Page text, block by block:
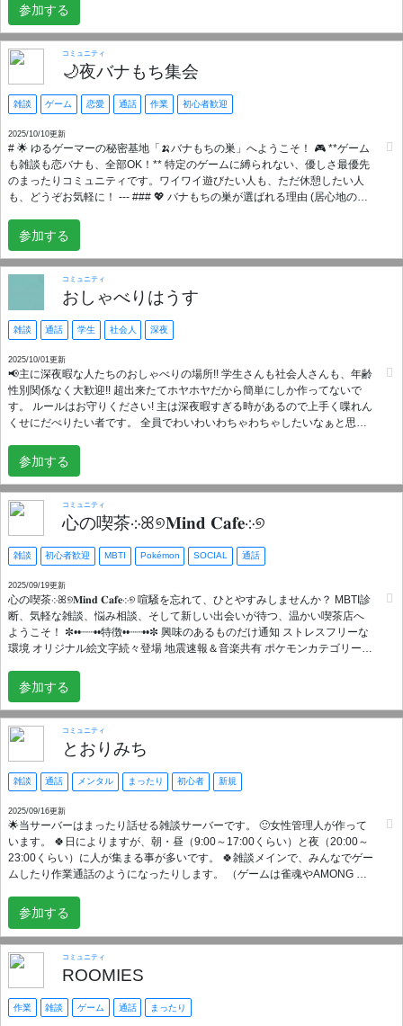
げさまで人数が増えてきましたがまだまだ参加お待ちしていますし 常連さ
んはまだまだ必要です お試しでもいいので入ってみませんか？ 少人数部屋
や作業通話部屋も用意していますし 要望があれば専用部屋も用意できま
す！ 🌟 夢中になれる何かを探してる？ 日常に彩りを加える**「推し活」**
の場が欲しいなら、このサーバーへ！ ここでは、映画、アニメ、音楽、ゲ
ームについて、ワイワイ通話しながら語り合えます。もちろん、雑談だけ
でも大歓迎！みんなで一緒に作品を観る同時視聴、一緒にゲームをプレイ
したりすることも定期的に開催しています！ 初心者さん大歓迎！ Discord
の使い方が分からなくても、優しいメンバーがサポートしますのでご安心
ください。 「呼べばいつでも誰かが集まる！」そんな賑やかでアットホー
ムな雰囲気でありながら、お互いを尊重し、節度を守って交流できる場所
です。 「Discord始めたばかり」「普段あまり通話しない」という方でも、
すぐに馴染める初心者さん大歓迎の雰囲気です。賑やかさの中にも、お互
ため入ったら自己紹介か一言あいさつするまで書き込めない設定になって
います 申し訳ありませんが自己紹介か一言あいさつをお願いします。 本サ
ーバーは18歳以上の日本語を日常会話レベルで理解できるメンバーを対象
とします。 参加するメリット 新しい友達ができる 知識を深められる 楽し
いイベントや企画も予定しています！ 👉 今すぐ参加して、楽しいコミュニ
ティの一員になりましょう！ どんな話題でも温かく迎え入れる、居心地の
良さが自慢のサーバーです。 さあ、あなたの「好き」をもっと深めよう！
参加する
コミュニティ
🌙夜バナもち集会
雑談 ゲーム 恋愛 通話 作業 初心者歓迎
2025/10/10更新
# 🌟 ゆるゲーマーの秘密基地「🍌バナもちの巣」へようこそ！ 🎮 **ゲーム
も雑談も恋バナも、全部OK！** 特定のゲームに縛られない、優しさ最優先
のまったりコミュニティです。ワイワイ遊びたい人も、ただ休憩したい人
も、どうぞお気軽に！ --- ### 💖 バナもちの巣が選ばれる理由 (居心地の良
誰もが安心して本音を話せる、安全な居場所であることを徹底していま
す。 * **💬 雑談チャンネルがメイン！** ゲームVCよりも上のカテゴリに
**#まったり雑談**や**#💖-恋バナと相談**を配置。ゲームをしない日でも
「帰ってこられる場所」です。 * **🌙 夜ふかし歓迎！** 夜型・深夜に活動
するメンバーが多いです。お仕事や学業で忙しい社会人・学生さんも大歓
迎！ --- ### 💡 こんな活動ができます！ | テーマ | チャンネル/機能 | 活動内
容 | | :--- | :--- | :--- | | **恋愛・相談** | `#💖-恋バナと相談` | 誰にも言えない悩
みや恋バナを真剣に、またはゆるく語り合えます。 | | **ゲーム** | `#🕹️-今
日なにする？` | PC/CS/スマホなどジャンル問わず、その時やりたいゲーム
の募集がすぐにできます。 | | **VC** | TempVoice Bot導入済み | **自分専用
の通話部屋を自由に作成・ロック**可能！内輪でのゲームや秘密の相談も安
心です。 | | **趣味** | `#🎮-ゆるい趣味活` | 推し活、アニメ、料理、筋トレ
など、ゲーム以外の幅広い趣味も大歓迎！ | --- ### 🔑 参加前にご確認を！
後、**#🙋‍♀️-自己紹介**を済ませると全チャンネルが開放されます。 あなた
の参加を、バナもちメンバー一同、心からお待ちしています！
参加する
コミュニティ
おしゃべりはうす
雑談 通話 学生 社会人 深夜
2025/10/01更新
📢主に深夜暇な人たちのおしゃべりの場所!! 学生さんも社会人さんも、年齢
性別関係なく大歓迎!! 超出来たてホヤホヤだから簡単にしか作ってないで
す。 ルールはお守りください! 主は深夜暇すぎる時があるので上手く喋れん
くせにだべりたい者です。 全員でわいわいわちゃわちゃしたいなぁと思っ
参加する
コミュニティ
心の喫茶܀ꕤ୭𝐌𝐢𝐧𝐝 𝐂𝐚𝐟𝐞܀୭
雑談 初心者歓迎 MBTI Pokémon SOCIAL 通話
2025/09/19更新
心の喫茶܀ꕤ୭𝐌𝐢𝐧𝐝 𝐂𝐚𝐟𝐞܀୭ 喧騒を忘れて、ひとやすみしませんか？ MBTI診
断、気軽な雑談、悩み相談、そして新しい出会いが待つ、温かい喫茶店へ
ようこそ！ ✼••┈┈••特徴••┈┈••✼ 興味のあるものだけ通知 ストレスフリーな
環境 オリジナル絵文字続々登場 地震速報＆音楽共有 ポケモンカテゴリー＆
交流したい 音楽好き メンション少なく過ごしたい ポケモン好き 悩み相談
したい 温かい国際色豊かなサーバーです！ マスターは日本人ですが、海外
の方にもオススメしたい、過ごしやすい空間になるように努めておりま
す。 ルールはシンプル 優しさと敬意で心地よい空間を。 ぜひ参加して、憩
いのひとときを！
参加する
コミュニティ
とおりみち
雑談 通話 メンタル まったり 初心者 新規
2025/09/16更新
🌟当サーバーはまったり話せる雑談サーバーです。 🙂女性管理人が作って
います。 🍀日によりますが、朝・昼（9:00～17:00くらい）と夜（20:00～
23:00くらい）に人が集まる事が多いです。 🍀雑談メインで、みんなでゲー
ムしたり作業通話のようになったりします。 （ゲームは雀魂やAMONG US
OKですが、サーバー内は比較的落ち着いた雰囲気です。 🍀新規さんに話し
かけてくれる人が数人いるので、身内ノリで話しにくい事は少なめだと思
います。 🍀新規さんを受け入れつつ、「話したことある人」ばかりの安心
できるサーバーにしていきたいです。 🌟新規さん募集中です！ 🌳ディスコ
ード初心者さん向けに基本的な使い方やマナーや用語などが書いてあるの
で参考にしてください。 （サーバーに入って規約に同意すれば、誰でも見
られます。VC参加して頂いてから、手動ロール付与で使える範囲が広がり
ます。） 🌳居心地の良い場所を一緒に作っていきましょう！（現在も治
参加する
コミュニティ
ROOMIES
作業 雑談 ゲーム 通話 まったり